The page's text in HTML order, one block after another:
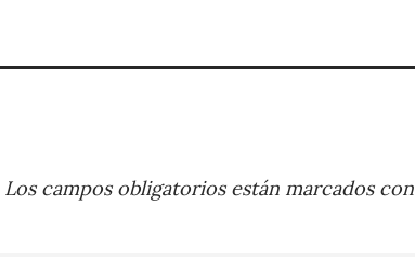
Los campos obligatorios están marcados con